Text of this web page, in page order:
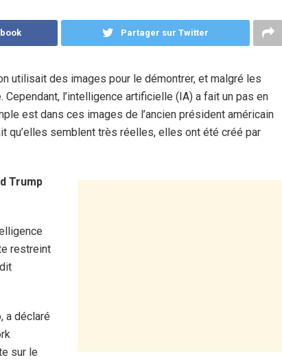
Partager sur Twitter
utilisait des images pour le démontrer, et malgré les
l’intelligence artificielle (IA) a fait un pas en
est dans ces images de l’ancien président américain
qu’elles semblent très réelles, elles ont été créé par
Trump
restreint
a déclaré
sur le